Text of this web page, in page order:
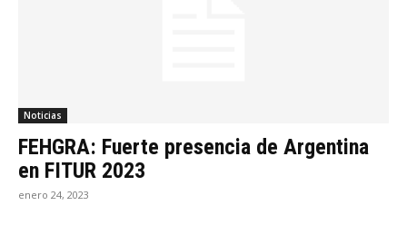
Noticias
FEHGRA: Fuerte presencia de Argentina
en FITUR 2023
enero 24, 2023